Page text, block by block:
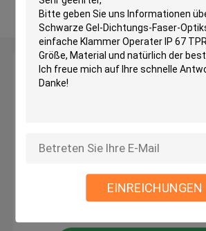
EINREICHUNGEN
Wandberg-Fasereinschließung
Gel-Dichtungs-Schließung
Faser-Optikspeicher
LWL-Zubehör
Sehen Sie mehr an
Hinterlass eine